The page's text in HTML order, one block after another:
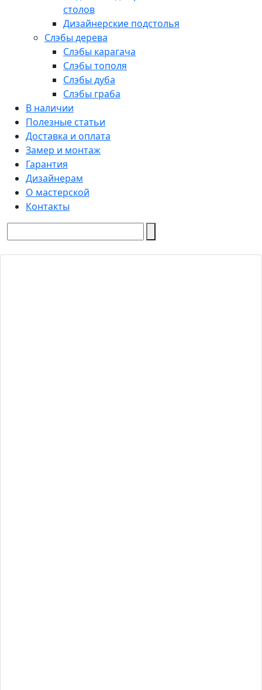
столов
Дизайнерские подстолья
Слэбы дерева
Слэбы карагача
Слэбы тополя
Слэбы дуба
Слэбы граба
В наличии
Полезные статьи
Доставка и оплата
Замер и монтаж
Гарантия
Дизайнерам
О мастерской
Контакты